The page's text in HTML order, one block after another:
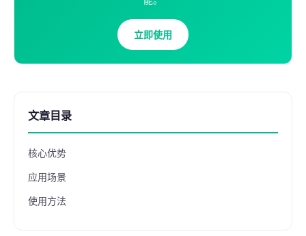
立即使用
文章目录
核心优势
应用场景
使用方法